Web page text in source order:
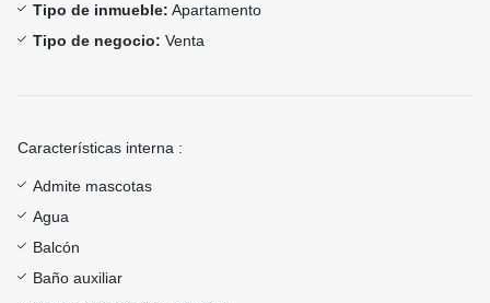
Tipo de inmueble: Apartamento
Tipo de negocio: Venta
Características interna :
Admite mascotas
Agua
Balcón
Baño auxiliar